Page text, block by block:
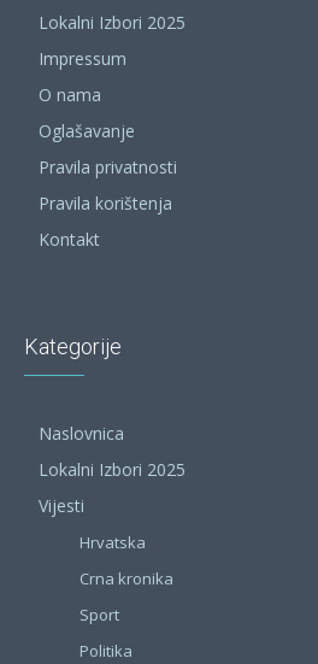
Lokalni Izbori 2025
Impressum
O nama
Oglašavanje
Pravila privatnosti
Pravila korištenja
Kontakt
Kategorije
Naslovnica
Lokalni Izbori 2025
Vijesti
Hrvatska
Crna kronika
Sport
Politika